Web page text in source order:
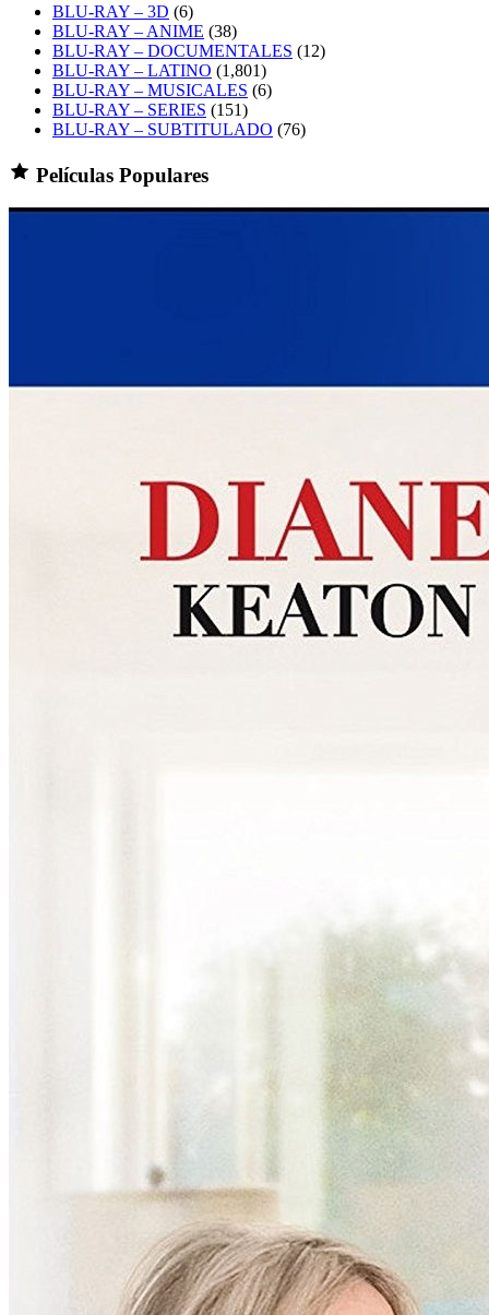
BLU-RAY – 3D (6)
BLU-RAY – ANIME (38)
BLU-RAY – DOCUMENTALES (12)
BLU-RAY – LATINO (1,801)
BLU-RAY – MUSICALES (6)
BLU-RAY – SERIES (151)
BLU-RAY – SUBTITULADO (76)
Películas Populares